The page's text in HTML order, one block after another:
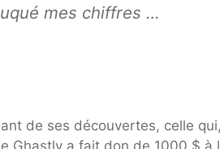
mes chiffres …
de ses découvertes, celle
Ghastly a fait don de 1000 $ à